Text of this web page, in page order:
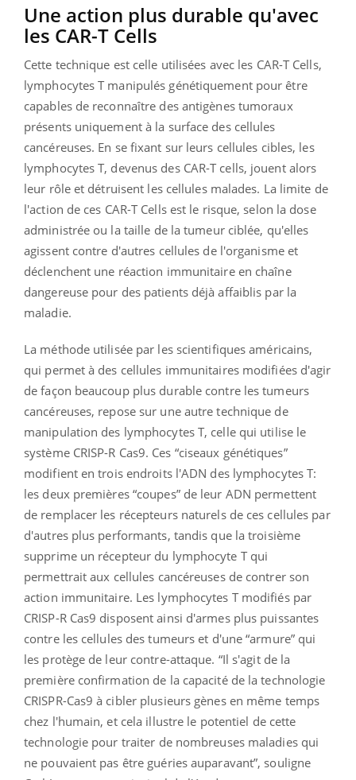
Une action plus durable qu'avec
les CAR-T Cells
Cette technique est celle utilisées avec les CAR-T Cells,
lymphocytes T manipulés génétiquement pour être
capables de reconnaître des antigènes tumoraux
présents uniquement à la surface des cellules
cancéreuses. En se fixant sur leurs cellules cibles, les
lymphocytes T, devenus des CAR-T cells, jouent alors
leur rôle et détruisent les cellules malades. La limite de
l'action de ces CAR-T Cells est le risque, selon la dose
administrée ou la taille de la tumeur ciblée, qu'elles
agissent contre d'autres cellules de l'organisme et
déclenchent une réaction immunitaire en chaîne
dangereuse pour des patients déjà affaiblis par la
maladie.
La méthode utilisée par les scientifiques américains,
qui permet à des cellules immunitaires modifiées d'agir
de façon beaucoup plus durable contre les tumeurs
cancéreuses, repose sur une autre technique de
manipulation des lymphocytes T, celle qui utilise le
système CRISP-R Cas9. Ces “ciseaux génétiques”
modifient en trois endroits l'ADN des lymphocytes T:
les deux premières “coupes” de leur ADN permettent
de remplacer les récepteurs naturels de ces cellules par
d'autres plus performants, tandis que la troisième
supprime un récepteur du lymphocyte T qui
permettrait aux cellules cancéreuses de contrer son
action immunitaire. Les lymphocytes T modifiés par
CRISP-R Cas9 disposent ainsi d'armes plus puissantes
contre les cellules des tumeurs et d'une “armure” qui
les protège de leur contre-attaque. “Il s'agit de la
première confirmation de la capacité de la technologie
CRISPR-Cas9 à cibler plusieurs gènes en même temps
chez l'humain, et cela illustre le potentiel de cette
technologie pour traiter de nombreuses maladies qui
ne pouvaient pas être guéries auparavant”, souligne